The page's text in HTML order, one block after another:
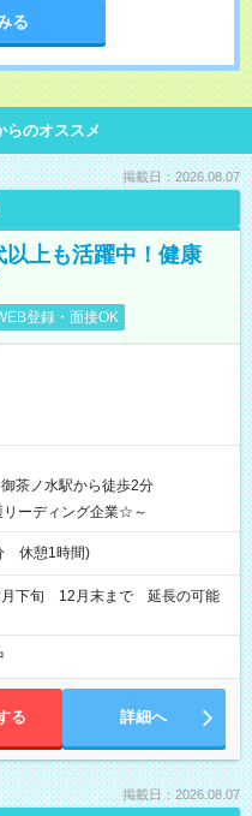
る
らのオススメ
掲載日：2026.08.07
上も活躍中！健康
登録・面接OK
御茶ノ水駅から徒歩2分
ーディング企業☆～
休憩1時間)
月下旬 12月末まで 延長の可能
る 詳細へ
掲載日：2026.08.07